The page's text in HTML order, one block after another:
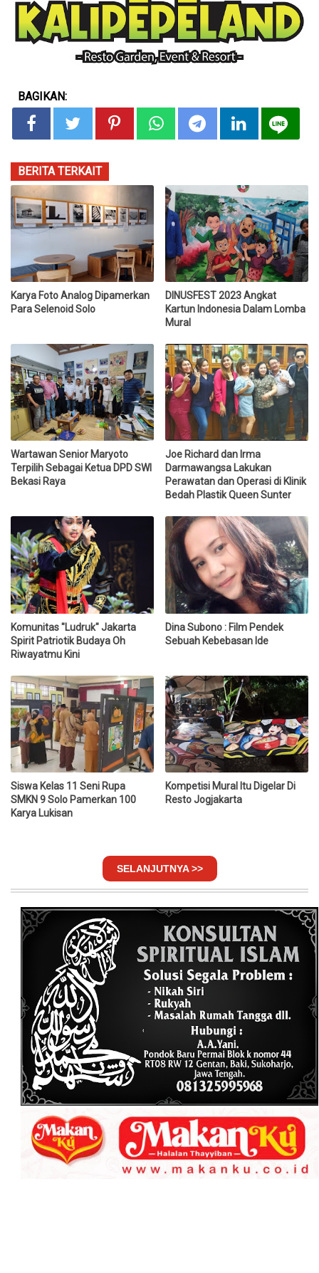
BAGIKAN:
BERITA TERKAIT
Karya Foto Analog Dipamerkan
Para Selenoid Solo
DINUSFEST 2023 Angkat
Kartun Indonesia Dalam Lomba
Mural
Wartawan Senior Maryoto
Terpilih Sebagai Ketua DPD SWI
Bekasi Raya
Joe Richard dan Irma
Darmawangsa Lakukan
Perawatan dan Operasi di Klinik
Bedah Plastik Queen Sunter
Komunitas "Ludruk" Jakarta
Spirit Patriotik Budaya Oh
Riwayatmu Kini
Dina Subono : Film Pendek
Sebuah Kebebasan Ide
Siswa Kelas 11 Seni Rupa
SMKN 9 Solo Pamerkan 100
Karya Lukisan
Kompetisi Mural Itu Digelar Di
Resto Jogjakarta
SELANJUTNYA >>